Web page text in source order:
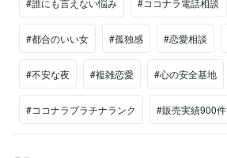
#都合のいい女 #孤独感 #恋愛相談
#不安な夜 #複雑恋愛 #心の安全基地
#ココナラプラチナランク #販売実績900件